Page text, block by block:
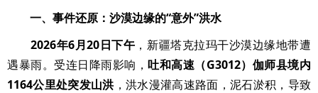
一、事件还原：沙漠边缘的“意外”洪水
2026年6月20日下午 ，新疆塔克拉玛干沙漠边缘地带遭
遇暴雨。受连日降雨影响，吐和高速（G3012）伽师县境内
1164公里处突发山洪 ，洪水漫灌高速路面，泥石淤积，导致